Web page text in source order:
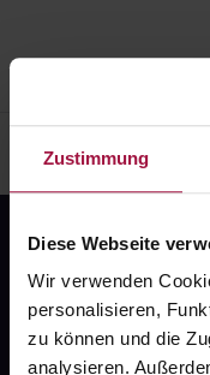
Zustimmung
Diese Webseite
Wir verwenden
personalisieren,
zu können und die
analysieren.